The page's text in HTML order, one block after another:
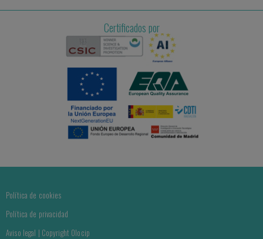
Certificados por
Política de cookies
Política de privacidad
Aviso legal | Copyright Olocip